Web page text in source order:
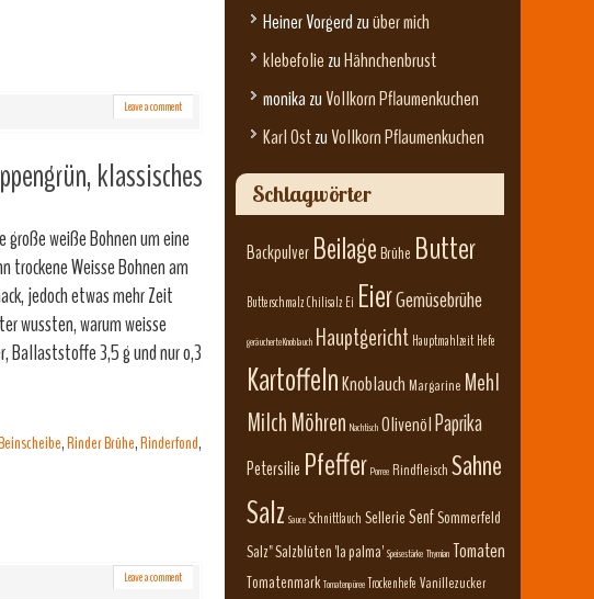
Leave a comment
klassisches
große weiße Bohnen um eine
trockene Weisse Bohnen am
jedoch etwas mehr Zeit
wussten, warum weisse
Ballaststoffe 3,5 g und nur o,3
,Rinder Brühe,Rinderfond,
Leave a comment
Heiner Vorgerd zuüber mich
klebefolie zuHähnchenbrust
monika zuVollkorn Pflaumenkuchen
Karl OstzuVollkorn Pflaumenkuchen
Schlagwörter
Backpulver BeilageBrühe Butter
ButterschmalzChilisalz Ei EierGemüsebrühe
geräucherte Knoblauch Hauptgericht Hauptmahlzeit Hefe
KartoffelnKnoblauch Margarine Mehl
MilchMöhren Nachtisch OlivenölPaprika
Petersilie Pfeffer Porree Rindfleisch Sahne
Salz Sauce Schnittlauch SellerieSenfSommerfeld
Salz" Salzblüten 'la palma' Speisestärke Thymian Tomaten
Tomatenmark Tomatenpüree Trockenhefe Vanillezucker